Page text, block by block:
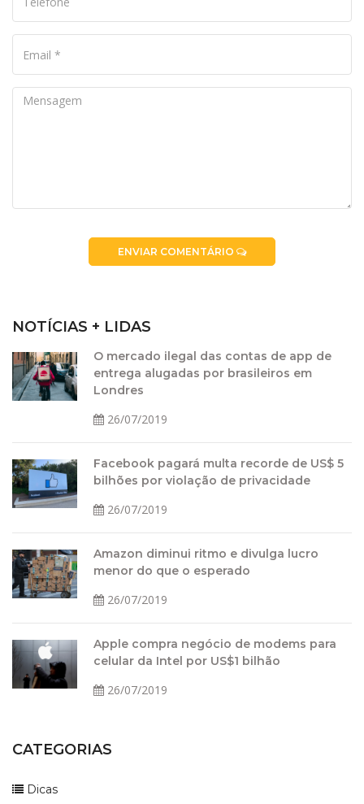
ENVIAR COMENTÁRIO
NOTÍCIAS + LIDAS
O mercado ilegal das contas de app de
entrega alugadas por brasileiros em
Londres
26/07/2019
Facebook pagará multa recorde de US$ 5
bilhões por violação de privacidade
26/07/2019
Amazon diminui ritmo e divulga lucro
menor do que o esperado
26/07/2019
Apple compra negócio de modems para
celular da Intel por US$1 bilhão
26/07/2019
CATEGORIAS
Dicas